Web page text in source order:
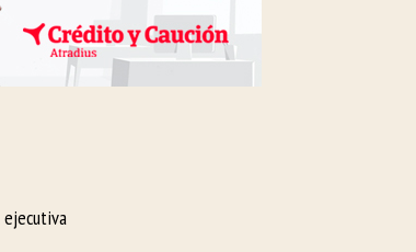
ejecutiva